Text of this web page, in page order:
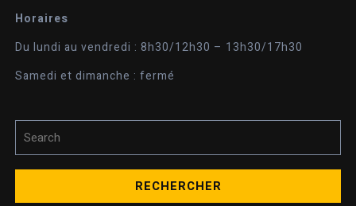
Horaires
Du lundi au vendredi : 8h30/12h30 – 13h30/17h30
Samedi et dimanche : fermé
for: